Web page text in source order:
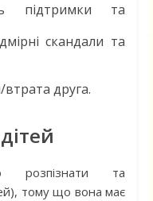
підтримки та
скандали та
друга.
розпізнати та
тому що вона має